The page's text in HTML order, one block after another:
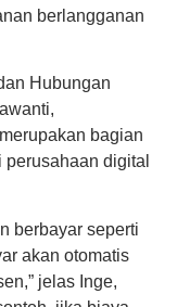
berlangganan
Hubungan
bagian
digital
berbayar seperti
akan otomatis
jelas Inge,